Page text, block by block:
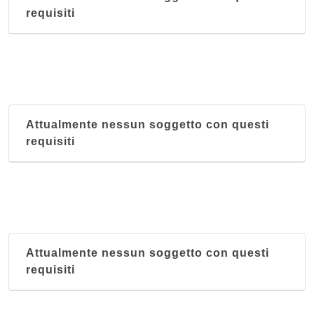
requisiti
Attualmente nessun soggetto con questi
requisiti
Attualmente nessun soggetto con questi
requisiti